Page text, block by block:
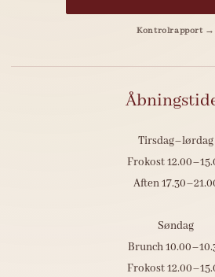
Kontrolrapport →
Tirsdag–lørdag
Frokost
Aften
Søndag
Brunch
Frokost